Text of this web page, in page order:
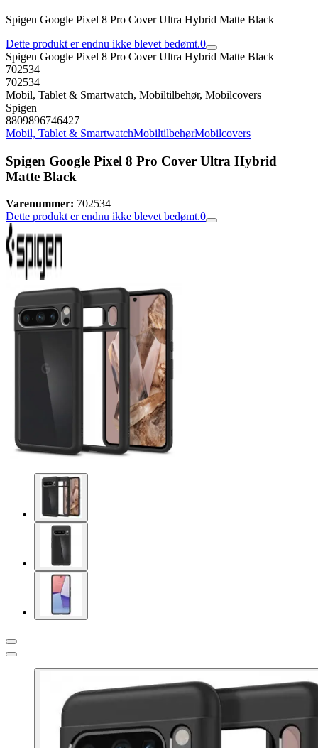
Spigen Google Pixel 8 Pro Cover Ultra Hybrid Matte Black
Dette produkt er endnu ikke blevet bedømt.0
Spigen Google Pixel 8 Pro Cover Ultra Hybrid Matte Black
702534
702534
Mobil, Tablet & Smartwatch, Mobiltilbehør, Mobilcovers
Spigen
8809896746427
Mobil, Tablet & SmartwatchMobiltilbehørMobilcovers
Spigen Google Pixel 8 Pro Cover Ultra Hybrid
Matte Black
Varenummer: 702534
Dette produkt er endnu ikke blevet bedømt.0